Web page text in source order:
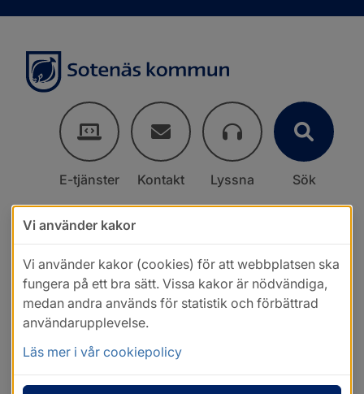
E-tjänster Kontakt Lyssna Sök
Vi använder kakor
Vi använder kakor (cookies) för att webbplatsen ska
fungera på ett bra sätt. Vissa kakor är nödvändiga,
medan andra används för statistik och förbättrad
användarupplevelse.
Läs mer i vår cookiepolicy